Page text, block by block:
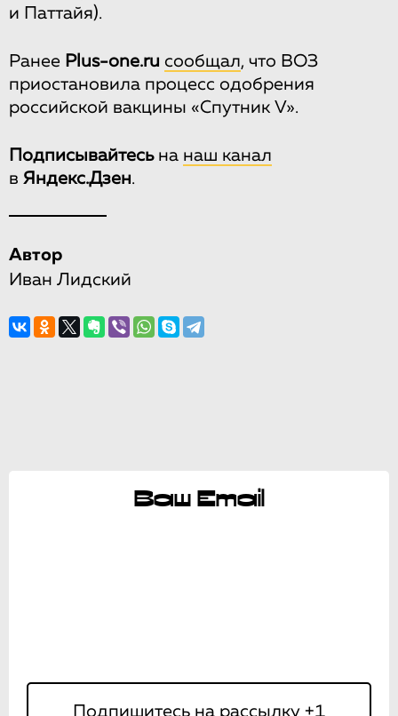
и Паттайя).
Ранее Plus-one.ru сообщал, что ВОЗ
приостановила процесс одобрения
российской вакцины «Спутник V».
Подписывайтесьна наш канал
в Яндекс.Дзен.
Автор
Иван Лидский
Ваш Email